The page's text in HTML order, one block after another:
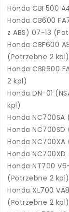
Honda CBF500
Honda CB600
z ABS) 07-13
Honda CBF600
(Potrzebne 2 kpl)
Honda CBR600
2 kpl)
Honda DN-01
kpl)
Honda NC700SA
Honda NC700SD
Honda NC700XA
Honda NC700XD
Honda NT700
(Potrzebne 2 kpl)
Honda XL700
(Potrzebne 2 kpl)